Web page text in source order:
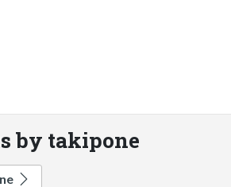
by takipone